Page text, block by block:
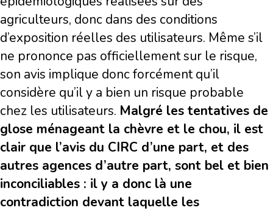
agriculteurs, donc dans des conditions
d’exposition réelles des utilisateurs. Même s’il
ne prononce pas officiellement sur le risque,
son avis implique donc forcément qu’il
considère qu’il y a bien un risque probable
chez les utilisateurs. Malgré les tentatives de
glose ménageant la chèvre et le chou, il est
clair que l’avis du CIRC d’une part, et des
autres agences d’autre part, sont bel et bien
inconciliables : il y a donc là une
contradiction devant laquelle les